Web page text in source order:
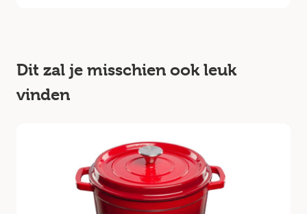
Dit zal je misschien ook leuk
vinden